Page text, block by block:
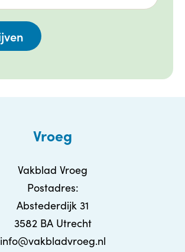
Vroeg
Vakblad Vroeg
Postadres:
Abstederdijk 31
3582 BA Utrecht
info@vakbladvroeg.nl